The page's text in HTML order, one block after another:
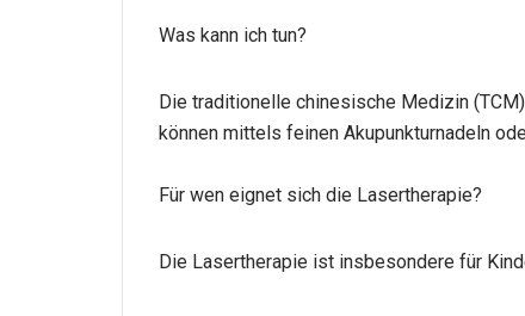
Was kann ich tun?
Die traditionelle chinesische Medizin
können mittels feinen Akupunkturnadeln
Für wen eignet sich die Lasertherapie?
Die Lasertherapie ist insbesondere für